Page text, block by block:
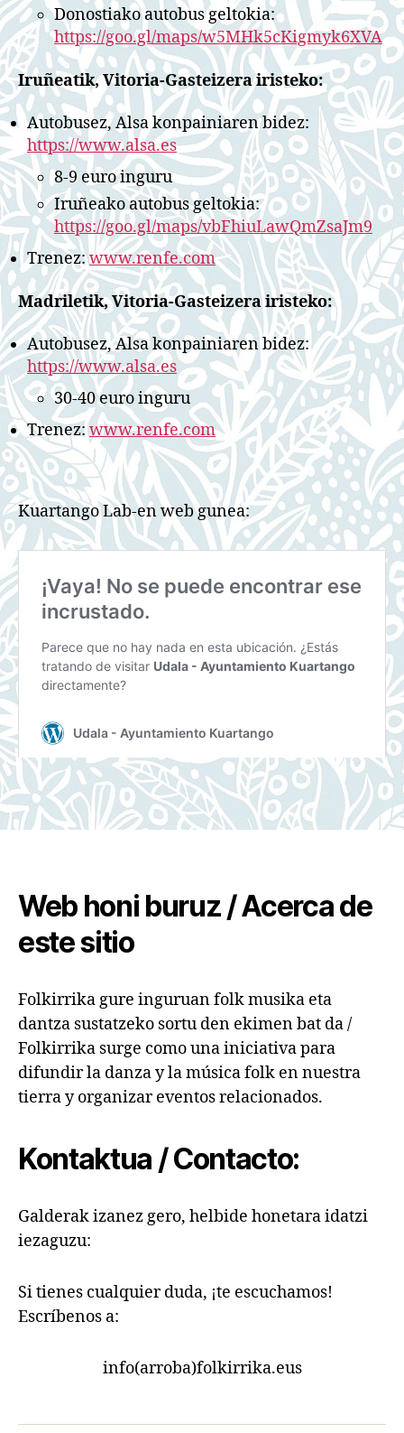
Donostiako autobus geltokia:
https://goo.gl/maps/w5MHk5cKigmyk6XVA
Iruñeatik, Vitoria-Gasteizera iristeko:
Autobusez, Alsa konpainiaren bidez:
https://www.alsa.es
8-9 euro inguru
Iruñeako autobus geltokia:
https://goo.gl/maps/vbFhiuLawQmZsaJm9
Trenez:www.renfe.com
Madriletik, Vitoria-Gasteizera iristeko:
Autobusez, Alsa konpainiaren bidez:
https://www.alsa.es
30-40 euro inguru
Trenez:www.renfe.com
Kuartango Lab-en web gunea:
Web honi buruz / Acerca de
este sitio
Folkirrika gure inguruan folk musika eta
dantza sustatzeko sortu den ekimen bat da /
Folkirrika surge como una iniciativa para
difundir la danza y la música folk en nuestra
tierra y organizar eventos relacionados.
Kontaktua / Contacto:
Galderak izanez gero, helbide honetara idatzi
iezaguzu:
Si tienes cualquier duda, ¡te escuchamos!
Escríbenos a:
info(arroba)folkirrika.eus